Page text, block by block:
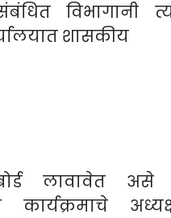
विभागानी
शासकीय
लावावेत असे
कार्यक्रमाचे